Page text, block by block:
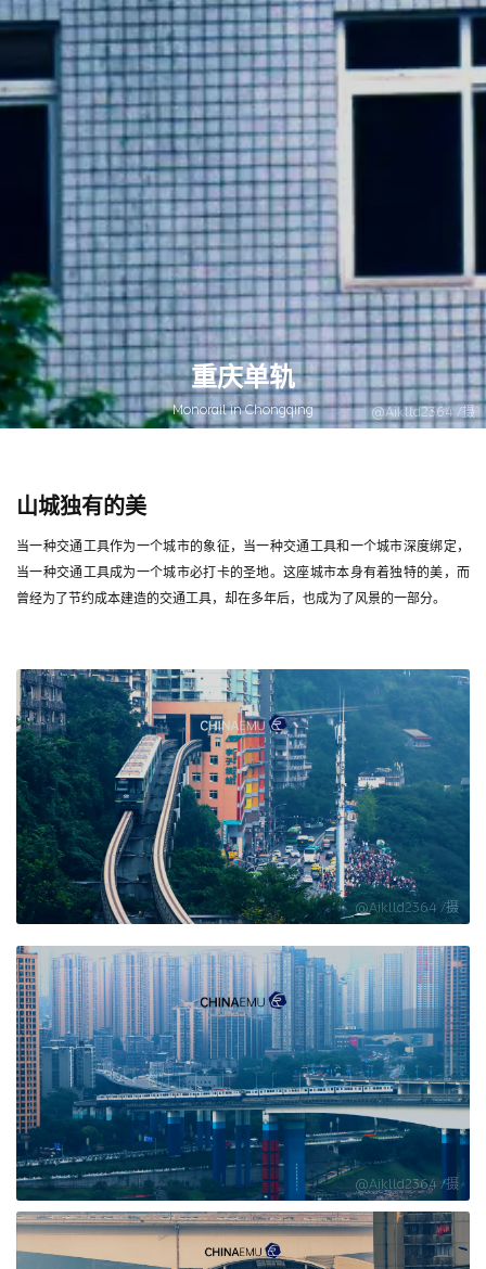
@Aiklld2364 /摄
重庆单轨
Monorail in Chongqing
山城独有的美
当一种交通工具作为一个城市的象征，当一种交通工具和一个城市深度绑定，
当一种交通工具成为一个城市必打卡的圣地。这座城市本身有着独特的美，而
曾经为了节约成本建造的交通工具，却在多年后，也成为了风景的一部分。
@Aiklld2364 /摄
@Aiklld2364 /摄